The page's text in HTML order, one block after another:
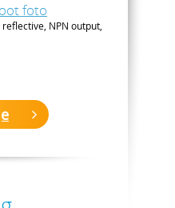
foto
NPN output,